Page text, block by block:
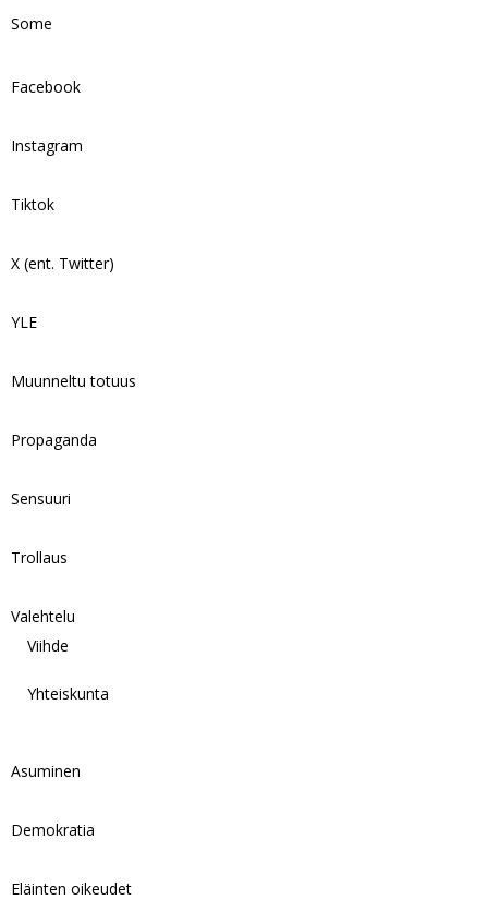
Some
Facebook
Instagram
Tiktok
X (ent. Twitter)
YLE
Muunneltu totuus
Propaganda
Sensuuri
Trollaus
Valehtelu
Viihde
Yhteiskunta
Asuminen
Demokratia
Eläinten oikeudet